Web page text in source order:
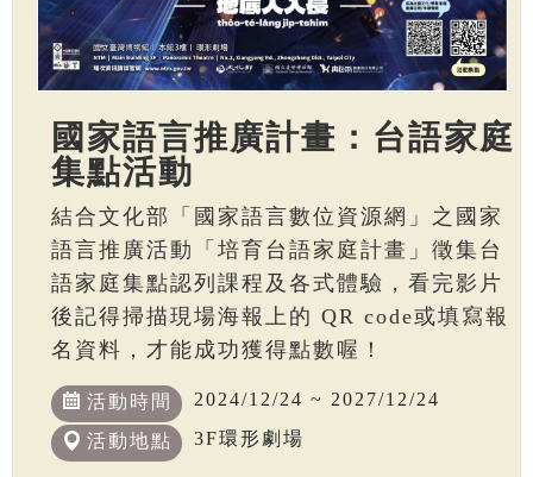
國家語言推廣計畫：台語家庭
集點活動
結合文化部「國家語言數位資源網」之國家
語言推廣活動「培育台語家庭計畫」徵集台
語家庭集點認列課程及各式體驗，看完影片
後記得掃描現場海報上的 QR code或填寫報
名資料，才能成功獲得點數喔！
活動時間 2024/12/24 ~ 2027/12/24
活動地點 3F環形劇場